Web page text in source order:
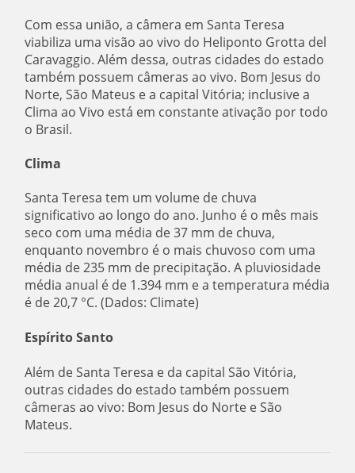
Com essa união, a câmera em Santa Teresa
viabiliza uma visão ao vivo do Heliponto Grotta del
Caravaggio. Além dessa, outras cidades do estado
também possuem câmeras ao vivo. Bom Jesus do
Norte, São Mateus e a capital Vitória; inclusive a
Clima ao Vivo está em constante ativação por todo
o Brasil.
Clima
Santa Teresa tem um volume de chuva
significativo ao longo do ano. Junho é o mês mais
seco com uma média de 37 mm de chuva,
enquanto novembro é o mais chuvoso com uma
média de 235 mm de precipitação. A pluviosidade
média anual é de 1.394 mm e a temperatura média
é de 20,7 °C. (Dados: Climate)
Espírito Santo
Além de Santa Teresa e da capital São Vitória,
outras cidades do estado também possuem
câmeras ao vivo: Bom Jesus do Norte e São
Mateus.